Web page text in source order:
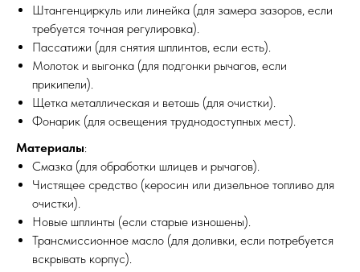
Штангенциркуль или линейка (для замера зазоров, если
требуется точная регулировка).
Пассатижи (для снятия шплинтов, если есть).
Молоток и выгонка (для подгонки рычагов, если
прикипели).
Щетка металлическая и ветошь (для очистки).
Фонарик (для освещения труднодоступных мест).
Материалы:
Смазка (для обработки шлицев и рычагов).
Чистящее средство (керосин или дизельное топливо для
очистки).
Новые шплинты (если старые изношены).
Трансмиссионное масло (для доливки, если потребуется
вскрывать корпус).